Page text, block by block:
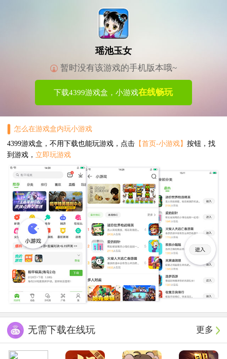
瑶池玉女
暂时没有该游戏的手机版本哦~
下载4399游戏盒，小游戏在线畅玩
怎么在游戏盒内玩小游戏
4399游戏盒，不用下载也能玩游戏，点击【首页-小游戏】 按钮，找
到游戏， 立即玩游戏
更多
无需下载在线玩